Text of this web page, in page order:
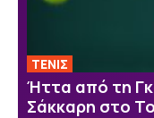
ΤΕΝΙΣ
Ήττα από τη
Σάκκαρη στο